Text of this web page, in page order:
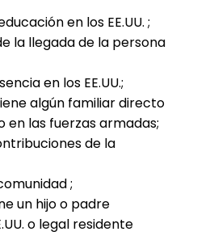
en los EE.UU. ;
la llegada de la persona
en los EE.UU.;
algún familiar directo
en las fuerzas armadas;
de la
;
un hijo o padre
o legal residente